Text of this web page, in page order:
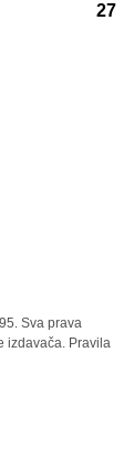
27
Sva prava
izdavača. Pravila